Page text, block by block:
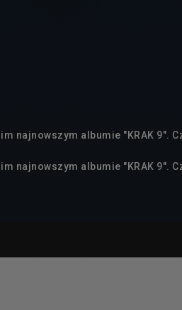
najnowszym albumie "KRAK 9".
najnowszym albumie "KRAK 9".